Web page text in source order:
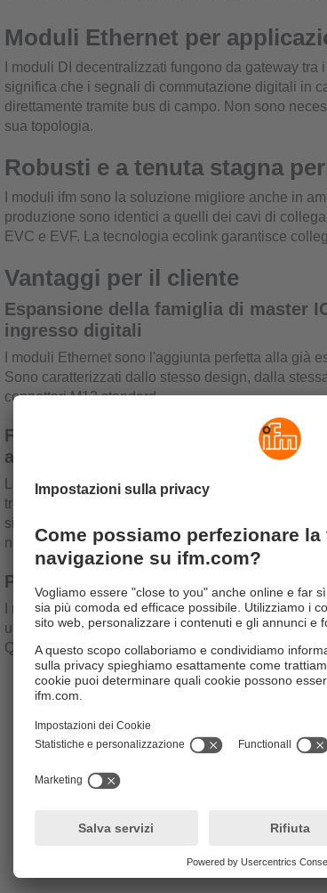
Moduli Ethernet per
I moduli DI decentralizzati fungono da gateway
significa che i segnali di commutazione digitali in
direttamente tramite bus di campo. Non sono
sua topologia.
Robusti e a tenuta stagna
I moduli ifm sono la soluzione migliore anche in
produzione sono identici a quelli dei cavi di
EVC e EVF. La tecnologia ecolink garantisce
Vantaggi per il cliente
Espansione della famiglia di master
ingresso digitali
I moduli Ethernet sono l'aggiunta perfetta alla già
Sono caratterizzati dallo stesso design, dalla
connettori M12 standard.
Funzione di contatore integrata per
alta frequenza
La funzione di contatore ad alta frequenza può
trasmessi dal sensore vengono contati all'interno
sistema di controllo sotto forma di pacchetto.
non è influenzato dal tempo di ciclo del sistema di
Potente alimentazione
I moduli Ethernet offrono diverse opzioni di
un connettore M12 codificato A con 1 x 4 A e un
Quest'ultimo può essere collegato in daisy chain